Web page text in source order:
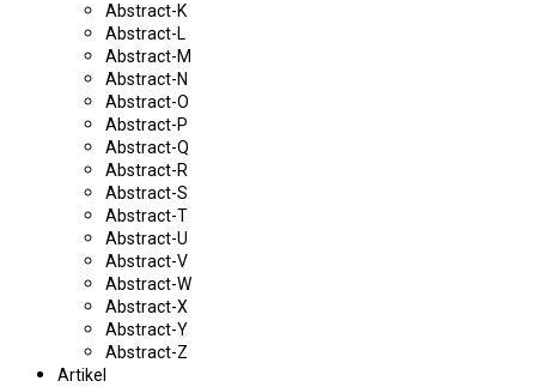
Abstract-K
Abstract-L
Abstract-M
Abstract-N
Abstract-O
Abstract-P
Abstract-Q
Abstract-R
Abstract-S
Abstract-T
Abstract-U
Abstract-V
Abstract-W
Abstract-X
Abstract-Y
Abstract-Z
Artikel